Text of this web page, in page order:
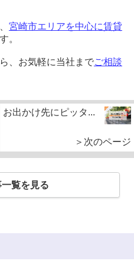
宮崎市エリアを中心に賃貸
。
、お気軽に当社までご相談
お出かけ先にピッタ...
＞次のページ
覧を見る